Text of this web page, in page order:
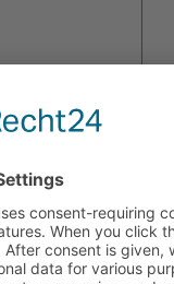
der